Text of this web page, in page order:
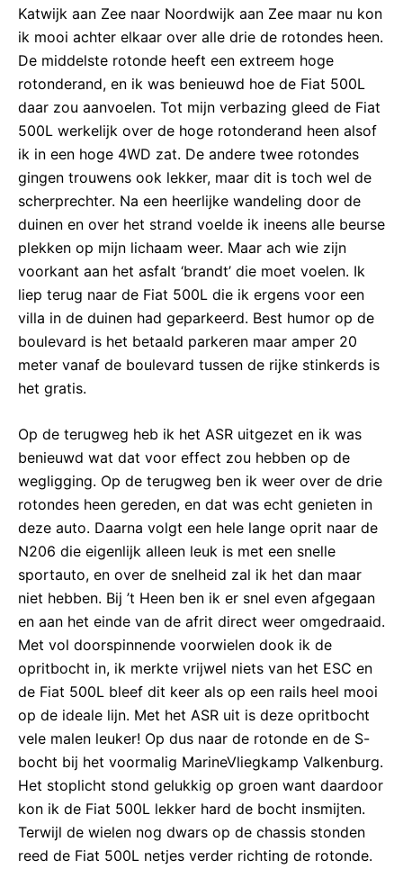
Katwijk aan Zee naar Noordwijk aan Zee maar nu kon
ik mooi achter elkaar over alle drie de rotondes heen.
De middelste rotonde heeft een extreem hoge
rotonderand, en ik was benieuwd hoe de Fiat 500L
daar zou aanvoelen. Tot mijn verbazing gleed de Fiat
500L werkelijk over de hoge rotonderand heen alsof
ik in een hoge 4WD zat. De andere twee rotondes
gingen trouwens ook lekker, maar dit is toch wel de
scherprechter. Na een heerlijke wandeling door de
duinen en over het strand voelde ik ineens alle beurse
plekken op mijn lichaam weer. Maar ach wie zijn
voorkant aan het asfalt ‘brandt’ die moet voelen. Ik
liep terug naar de Fiat 500L die ik ergens voor een
villa in de duinen had geparkeerd. Best humor op de
boulevard is het betaald parkeren maar amper 20
meter vanaf de boulevard tussen de rijke stinkerds is
het gratis.
Op de terugweg heb ik het ASR uitgezet en ik was
benieuwd wat dat voor effect zou hebben op de
wegligging. Op de terugweg ben ik weer over de drie
rotondes heen gereden, en dat was echt genieten in
deze auto. Daarna volgt een hele lange oprit naar de
N206 die eigenlijk alleen leuk is met een snelle
sportauto, en over de snelheid zal ik het dan maar
niet hebben. Bij ’t Heen ben ik er snel even afgegaan
en aan het einde van de afrit direct weer omgedraaid.
Met vol doorspinnende voorwielen dook ik de
opritbocht in, ik merkte vrijwel niets van het ESC en
de Fiat 500L bleef dit keer als op een rails heel mooi
op de ideale lijn. Met het ASR uit is deze opritbocht
vele malen leuker! Op dus naar de rotonde en de S-
bocht bij het voormalig MarineVliegkamp Valkenburg.
Het stoplicht stond gelukkig op groen want daardoor
kon ik de Fiat 500L lekker hard de bocht insmijten.
Terwijl de wielen nog dwars op de chassis stonden
reed de Fiat 500L netjes verder richting de rotonde.